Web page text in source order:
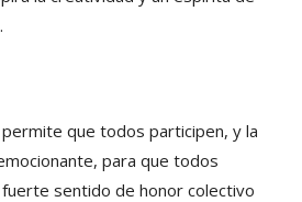
que todos participen, y la
para que todos
sentido de honor colectivo